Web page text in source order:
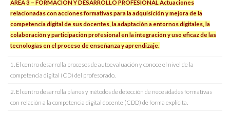
ÁREA 3 – FORMACIÓN Y DESARROLLO PROFESIONAL Actuaciones
relacionadas con acciones formativas para la adquisición y mejora de la
competencia digital de sus docentes, la adaptación a entornos digitales, la
colaboración y participación profesional en la integración y uso eficaz de las
tecnologías en el proceso de enseñanza y aprendizaje.
1. El centro desarrolla procesos de autoevaluación y conoce el nivel de la
competencia digital (CD) del profesorado.
2. El centro desarrolla planes y métodos de detección de necesidades formativas
con relación a la competencia digital docente (CDD) de forma explícita.